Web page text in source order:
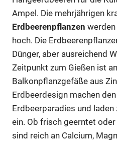
Ampel. Die mehrjährigen
Erdbeerenpflanzen
hoch. Die
Dünger, aber ausreichend
Zeitpunkt zum Gießen ist
Balkonpflanzgefäße aus
Erdbeerdesign machen
Erdbeerparadies und
ein. Ob frisch geerntet
sind reich an Calcium,